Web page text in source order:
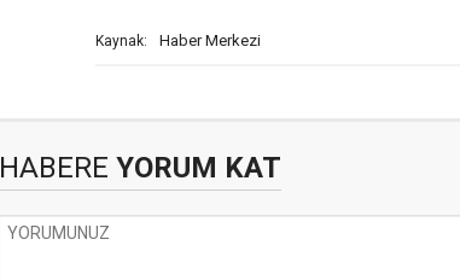
Kaynak: Haber Merkezi
HABERE YORUM KAT